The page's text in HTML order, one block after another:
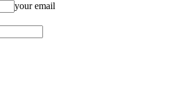
your email